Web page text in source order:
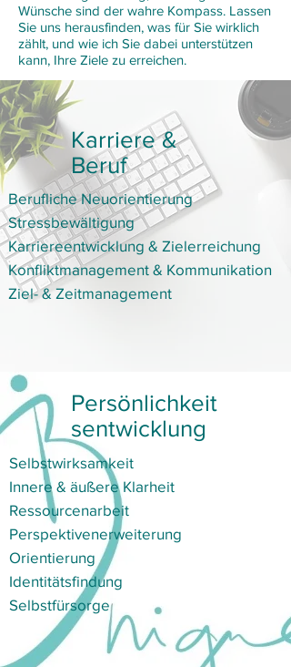
Wünsche sind der wahre Kompass. Lassen
Sie uns herausfinden, was für Sie wirklich
zählt, und wie ich Sie dabei unterstützen
kann, Ihre Ziele zu erreichen.
Karriere &
Beruf
BeruflicheNeuorientierung
Stressbewältigung
Karriereentwicklung & Zielerreichung
Konfliktmanagement & Kommunikation
Ziel- & Zeitmanagement
Persönlichkeit
sentwicklung
Selbstwirksamkeit
Innere & äußere Klarheit
Ressourcenarbeit
Perspektivenerweiterung
​Orientierung
​Identitätsfindung
​Selbstfürsorge